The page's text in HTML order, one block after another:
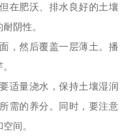
在肥沃、排水良好的土壤
阴性。
，然后覆盖一层薄土。播
适量浇水，保持土壤湿润
需的养分。同时，要注意
间。